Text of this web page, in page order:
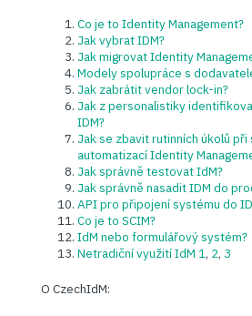
Co je to Identity Management?
Jak vybrat IDM?
Jak migrovat Identity
Modely spolupráce s
Jak zabrátit vendor lock-in?
Jak z personalistiky
IDM?
Jak se zbavit rutinních úkolů
automatizací Identity
Jak správně testovat IdM?
Jak správně nasadit IDM do
API pro připojení systému do
Co je to SCIM?
IdM nebo formulářový systém?
Netradiční využití IdM 1, 2, 3
O CzechIdM: